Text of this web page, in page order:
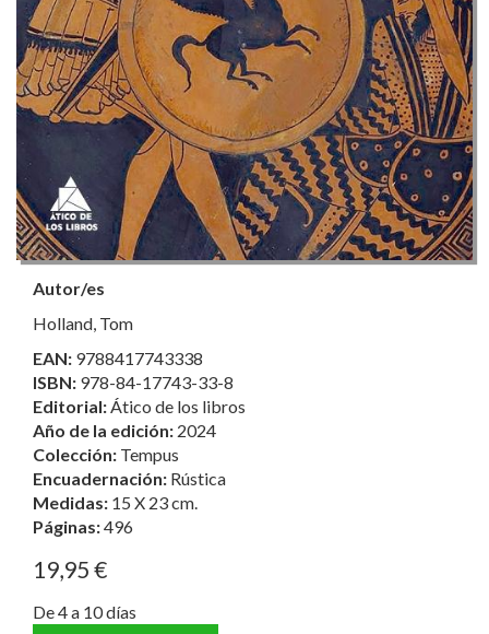
Autor/es
Holland, Tom
EAN: 9788417743338
ISBN: 978-84-17743-33-8
Editorial:Ático de los libros
Año de la edición: 2024
Colección: Tempus
Encuadernación: Rústica
Medidas: 15 X 23 cm.
Páginas:496
19,95 €
De 4 a 10 días